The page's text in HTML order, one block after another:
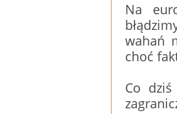
Na
wahań
choć
Co